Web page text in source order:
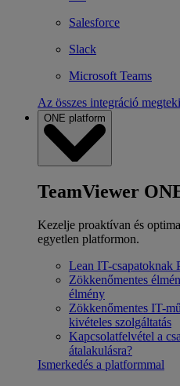
Salesforce
Slack
Microsoft Teams
Az összes integráció
ONE platform
TeamViewer
Kezelje proaktívan és
egyetlen platformon.
Lean IT-csapatoknak
Zökkenőmentes
élmény
Zökkenőmentes IT-
kivételes szolgáltatás
Kapcsolatfelvétel a
átalakulásra?
Ismerkedés a platformmal